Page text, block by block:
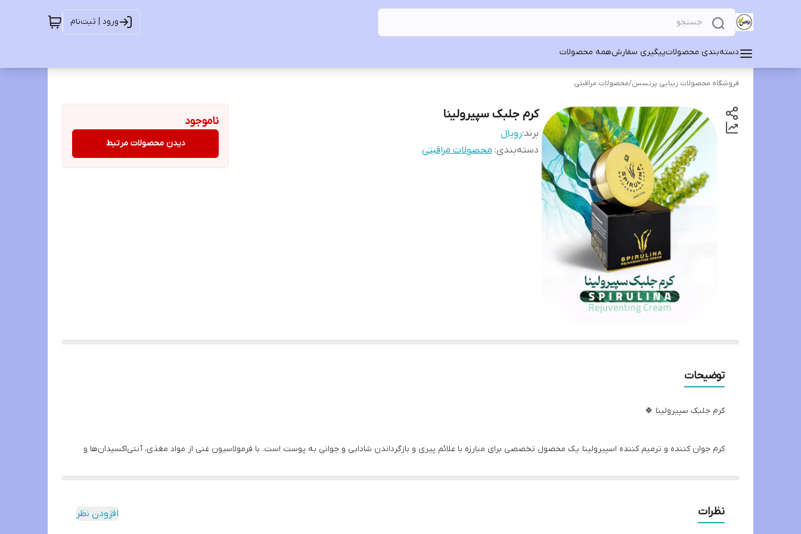
ورود | ثبت‌نام
دسته‌بندی محصولاتپیگیری سفارشهمه محصولات
فروشگاه محصولات زیبایی پرنسس/محصولات مراقبتی
کرم جلبک سپیرولینا
برند:رویال
دسته‌بندی: محصولات مراقبتی
ناموجود
دیدن محصولات مرتبط
توضیحات
کرم جلبک سپیرولینا 🍀
کرم جوان کننده و ترمیم کننده اسپیرولینا یک محصول تخصصی برای مبارزه با علائم پیری و بازگرداندن شادابی و جوانی به پوست است. با فرمولاسیون غنی از مواد مغذی، آنتی‌اکسیدان‌ها و
کلاژن سبب جوانسازی پوست می گردد. این کرم حاوی روغن درخت چای می باشد که باعث کنترل چربی پوست می شود و همچنین منافذ پوستی را کوچک می کند.
نظرات افزودن نظر